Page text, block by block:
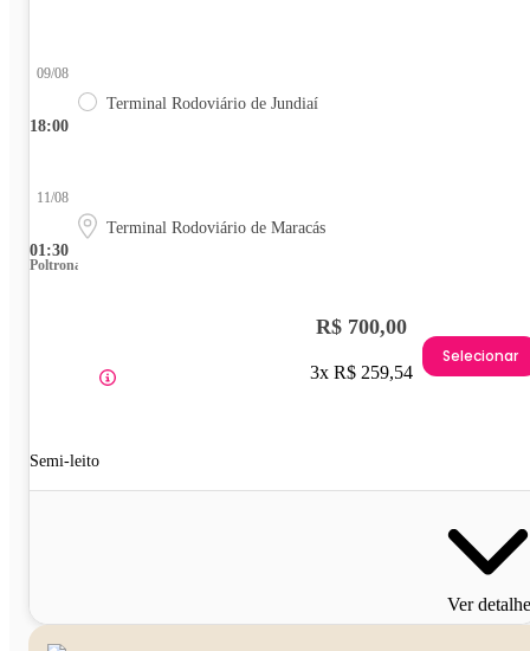
18:00
09/08
Terminal Rodoviário de Jundiaí
01:30
11/08
Terminal Rodoviário de Maracás
Poltrona
Semi-leito
R$ 700,00
3x R$ 259,54
Selecionar
Ver